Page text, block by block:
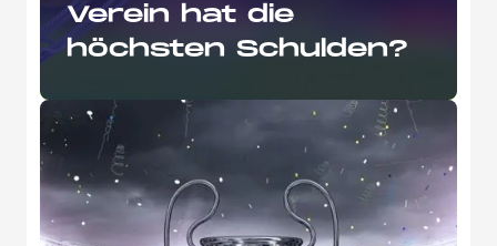
Verein hat die
höchsten Schulden?